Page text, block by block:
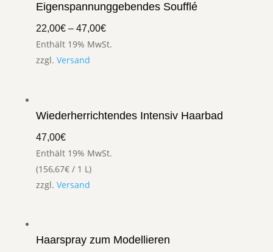
Eigenspannunggebendes Soufflé
22,00€– 47,00€
Enthält 19% MwSt.
zzgl. Versand
Wiederherrichtendes Intensiv Haarbad
47,00€
Enthält 19% MwSt.
(156,67€/ 1 L)
zzgl. Versand
Haarspray zum Modellieren